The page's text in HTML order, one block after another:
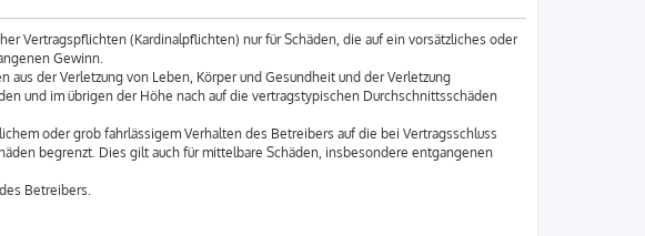
Vertragspflichten (Kardinalpflichten) nur für Schäden, die auf ein vorsätzliches oder
Gewinn.
der Verletzung von Leben, Körper und Gesundheit und der Verletzung
und im übrigen der Höhe nach auf die vertragstypischen Durchschnittsschäden
oder grob fahrlässigem Verhalten des Betreibers auf die bei Vertragsschluss
begrenzt. Dies gilt auch für mittelbare Schäden, insbesondere entgangenen
Betreibers.